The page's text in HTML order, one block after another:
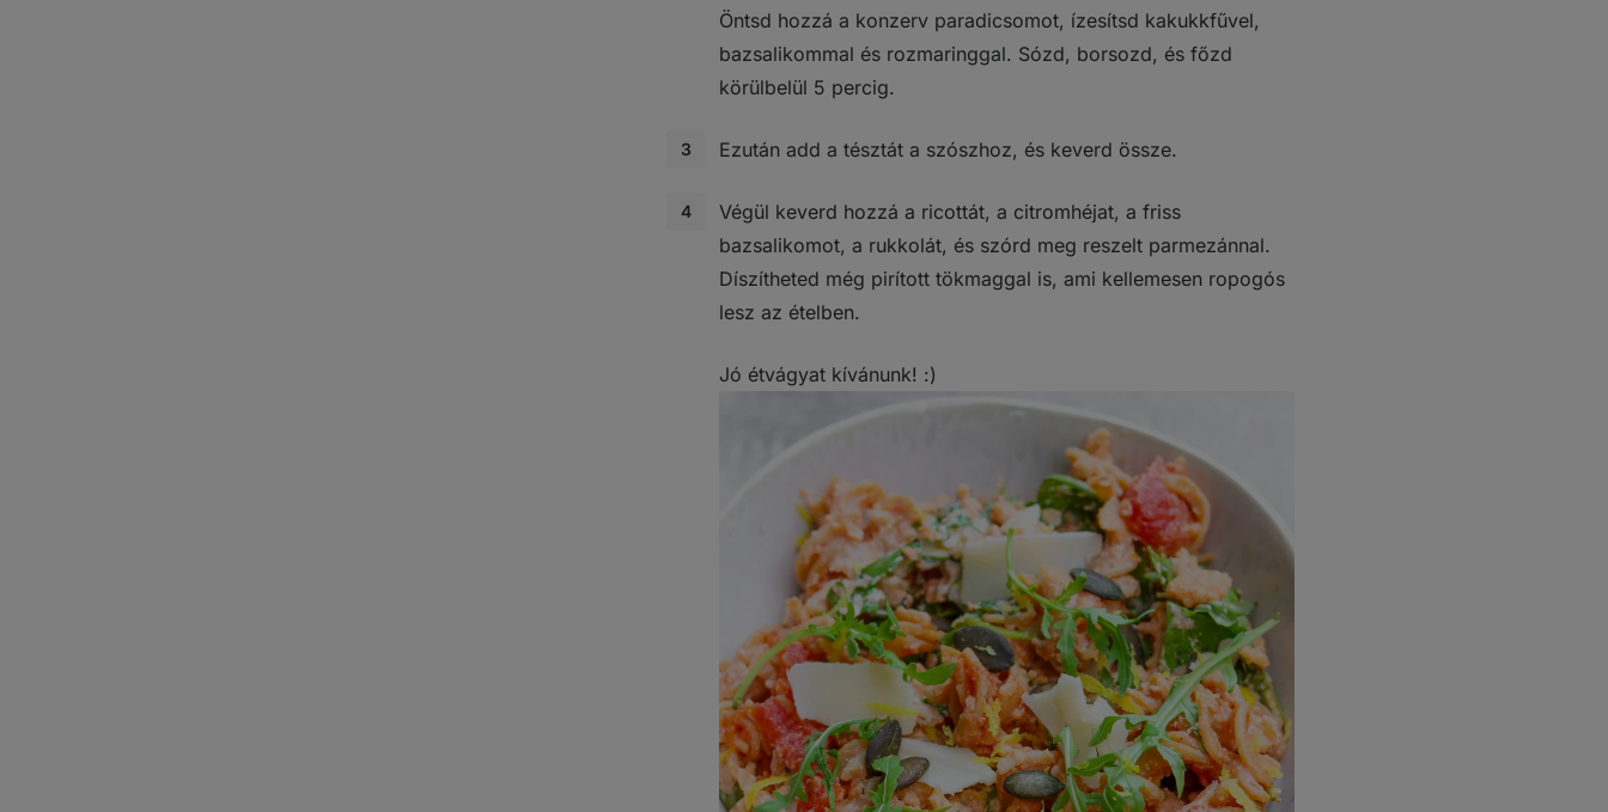
Öntsd hozzá a konzerv paradicsomot, ízesítsd kakukkfűvel,
bazsalikommal és rozmaringgal. Sózd, borsozd, és főzd
körülbelül 5 percig.
Ezután add a tésztát a szószhoz, és keverd össze.
Végül keverd hozzá a ricottát, a citromhéjat, a friss
bazsalikomot, a rukkolát, és szórd meg reszelt parmezánnal.
Díszítheted még pirított tökmaggal is, ami kellemesen ropogós
lesz az ételben.
Jó étvágyat kívánunk! :)